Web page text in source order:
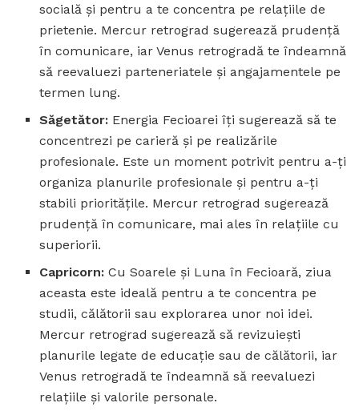
socială și pentru a te concentra pe relațiile de
prietenie. Mercur retrograd sugerează prudență
în comunicare, iar Venus retrogradă te îndeamnă
să reevaluezi parteneriatele și angajamentele pe
termen lung.
Săgetător: Energia Fecioarei îți sugerează să te
concentrezi pe carieră și pe realizările
profesionale. Este un moment potrivit pentru a-ți
organiza planurile profesionale și pentru a-ți
stabili prioritățile. Mercur retrograd sugerează
prudență în comunicare, mai ales în relațiile cu
superiorii.
Capricorn: Cu Soarele și Luna în Fecioară, ziua
aceasta este ideală pentru a te concentra pe
studii, călătorii sau explorarea unor noi idei.
Mercur retrograd sugerează să revizuiești
planurile legate de educație sau de călătorii, iar
Venus retrogradă te îndeamnă să reevaluezi
relațiile și valorile personale.